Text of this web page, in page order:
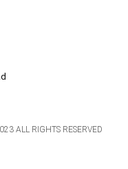
ALL RIGHTS RESERVED​